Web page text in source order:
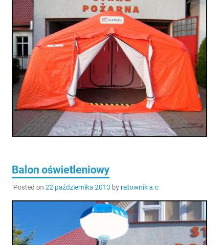
Balon oświetleniowy
Posted on 22 października 2013 by ratownik a.c